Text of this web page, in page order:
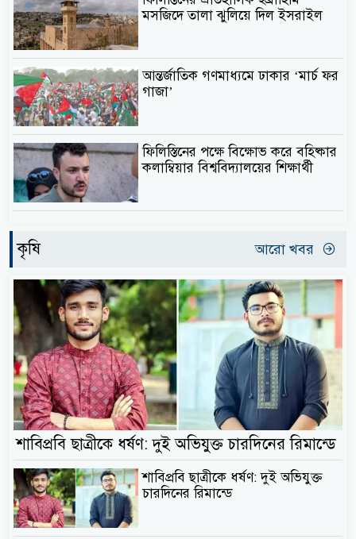
মসজিদে তালা ঝুলিয়ে দিল ইসরাইল
আন্তর্জাতিক গণমাধ্যমে ঢাকার ‘মার্চ ফর
গাজা’
ফিলিস্তিনের পক্ষে বিক্ষোভ করে বহিষ্কার
কলাম্বিয়ার বিশ্ববিদ্যালয়ের শিক্ষার্থী
কৃষি আরো খবর
শাবিপ্রবি ছাত্রীকে ধর্ষণ: দুই অভিযুক্ত চারদিনের রিমান্ডে
শাবিপ্রবি ছাত্রীকে ধর্ষণ: দুই অভিযুক্ত
চারদিনের রিমান্ডে